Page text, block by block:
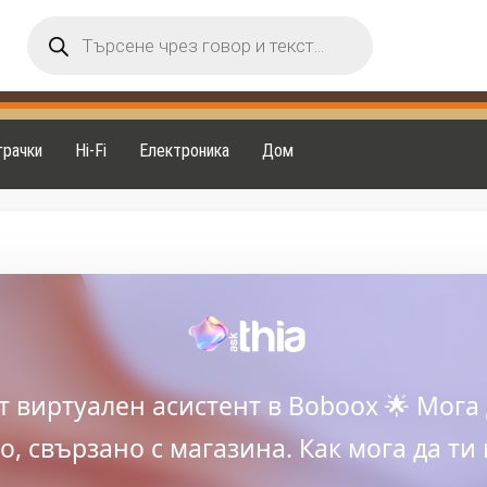
search
Hi-Fi Електроника Дом
виртуален асистент в Boboox 🌟
свързано с магазина. Как мога да ти